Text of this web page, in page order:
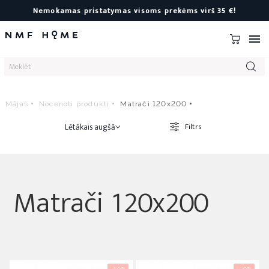
Nemokamas pristatymas visoms prekėms virš 35 €!

Mājas Nocenoti produkti Matrači 120x200
Lētākais augšā Filtrs
Matrači 120x200